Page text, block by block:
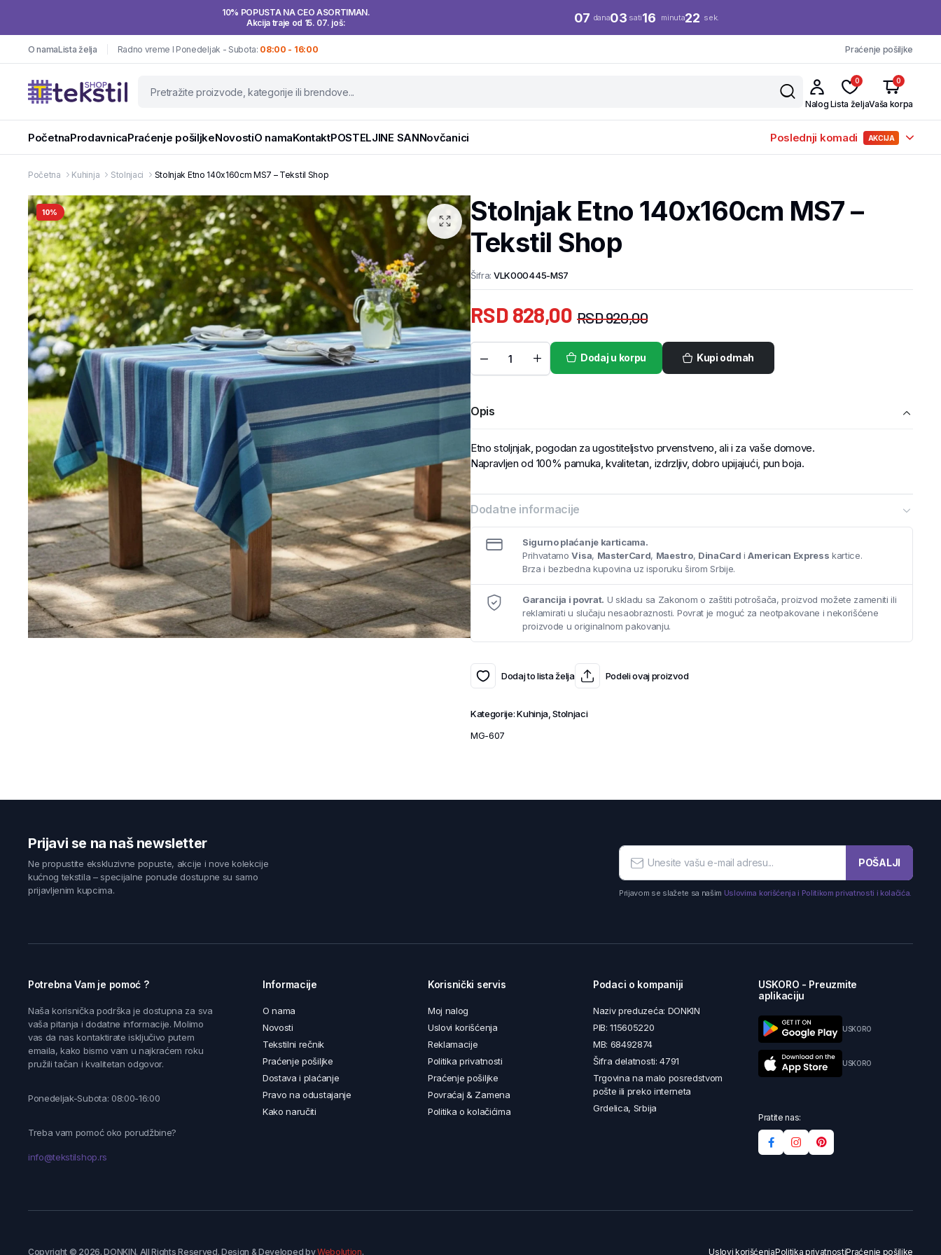
10% POPUSTA NA CEO ASORTIMAN.
Akcija traje od 15. 07. još:
07 dana03 sati16 minuta21 sek.
O namaLista želja Radno vreme I Ponedeljak - Subota: 08:00 - 16:00 Praćenje pošiljke
Nalog
0
Lista želja
0
Vaša korpa
PočetnaProdavnicaPraćenje pošiljkeNovostiO namaKontaktPOSTELJINE SANNovčanici Poslednji komadi AKCIJA
Početna Kuhinja Stolnjaci Stolnjak Etno 140x160cm MS7 – Tekstil Shop
10%
Stolnjak Etno 140x160cm MS7 –
Tekstil Shop
Šifra: VLK000445-MS7
RSD920,00
RSD828,00
Dodaj u korpu Kupi odmah
Opis
Etno stoljnjak, pogodan za ugostiteljstvo prvenstveno, ali i za vaše domove.
Napravljen od 100% pamuka, kvalitetan, izdrzljiv, dobro upijajući, pun boja.
Dodatne informacije
Sigurno plaćanje karticama.
PrihvatamoVisa, MasterCard, Maestro, DinaCard iAmerican Express kartice.
Brza i bezbedna kupovina uz isporuku širom Srbije.
Garancija i povrat. U skladu sa Zakonom o zaštiti potrošača, proizvod možete zameniti ili
reklamirati u slučaju nesaobraznosti. Povrat je moguć za neotpakovane i nekorišćene
proizvode u originalnom pakovanju.
Dodaj to lista želja Podeli ovaj proizvod
Kategorije:Kuhinja,Stolnjaci
MG-607
Prijavi se na naš newsletter
Ne propustite ekskluzivne popuste, akcije i nove kolekcije
kućnog tekstila – specijalne ponude dostupne su samo
prijavljenim kupcima.
POŠALJI
Prijavom se slažete sa našim Uslovima korišćenja i Politikom privatnosti i kolačića.
Potrebna Vam je pomoć ?
Naša korisnička podrška je dostupna za sva
vaša pitanja i dodatne informacije. Molimo
vas da nas kontaktirate isključivo putem
emaila, kako bismo vam u najkraćem roku
pružili tačan i kvalitetan odgovor.
Ponedeljak-Subota: 08:00-16:00
Treba vam pomoć oko porudžbine?
info@tekstilshop.rs
Informacije
O nama
Novosti
Tekstilni rečnik
Praćenje pošiljke
Dostava i plaćanje
Pravo na odustajanje
Kako naručiti
Korisnički servis
Moj nalog
Uslovi korišćenja
Reklamacije
Politika privatnosti
Praćenje pošiljke
Povraćaj & Zamena
Politika o kolačićima
Podaci o kompaniji
Naziv preduzeća: DONKIN
PIB: 115605220
MB: 68492874
Šifra delatnosti: 4791
Trgovina na malo posredstvom
pošte ili preko interneta
Grdelica, Srbija
USKORO - Preuzmite
aplikaciju
USKORO
USKORO
Pratite nas:
Copyright © 2026. DONKIN. All Rights Reserved. Design & Developed byWebolution. Uslovi korišćenjaPolitika privatnostiPraćenje pošiljke